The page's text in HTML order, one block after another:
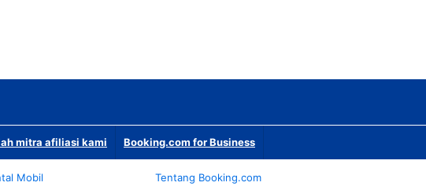
mitra afiliasi kami Booking.com for Business
Mobil
Tentang Booking.com